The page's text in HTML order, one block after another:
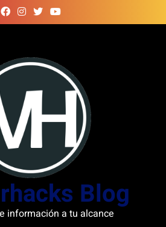
Blog
información a tu alcance